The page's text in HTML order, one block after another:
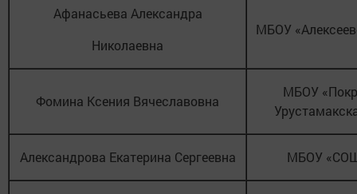
Афанасьева Александра
Николаевна
МБОУ
Фомина Ксения Вячеславовна
МБОУ
Александрова Екатерина Сергеевна МБОУ